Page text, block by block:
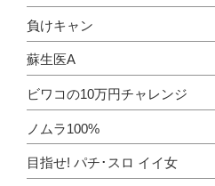
負けキャン
蘇生医A
ビワコの10万円チャレンジ
ノムラ100%
目指せ! パチ･スロ イイ女